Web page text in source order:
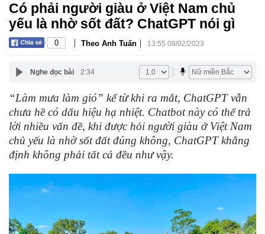
Có phải người giàu ở Việt Nam chủ
yếu là nhờ sốt đất? ChatGPT nói gì
0 | Theo Anh Tuấn | 13:55 08/02/2023
Nghe đọc bài 2:34
“Làm mưa làm gió” kể từ khi ra mắt, ChatGPT vẫn
chưa hề có dấu hiệu hạ nhiệt. Chatbot này có thể trả
lời nhiều vấn đề, khi được hỏi người giàu ở Việt Nam
chủ yếu là nhờ sốt đất đúng không, ChatGPT khẳng
định không phải tất cả đều như vậy.